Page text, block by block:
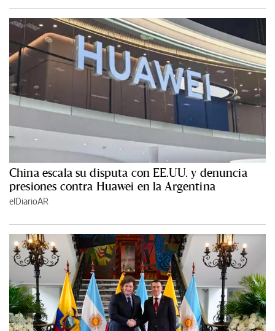
China escala su disputa con EE.UU. y denuncia
presiones contra Huawei en la Argentina
elDiarioAR